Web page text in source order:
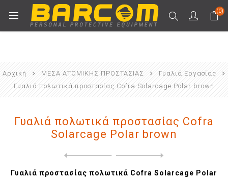
(0)
Αρχική ΜΕΣΑ ΑΤΟΜΙΚΗΣ ΠΡΟΣΤΑΣΙΑΣ
Γυαλιά Εργασίας
Γυαλιά πολωτικά προστασίας Cofra Solarcage Polar brown
Γυαλιά πολωτικά προστασίας Cofra
Solarcage Polar brown
Γυαλιά προστασίας πολωτικά Cofra Solarcage Polar